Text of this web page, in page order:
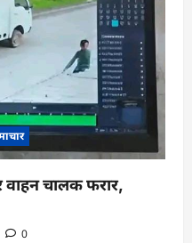
वाहन चालक फरार,
0